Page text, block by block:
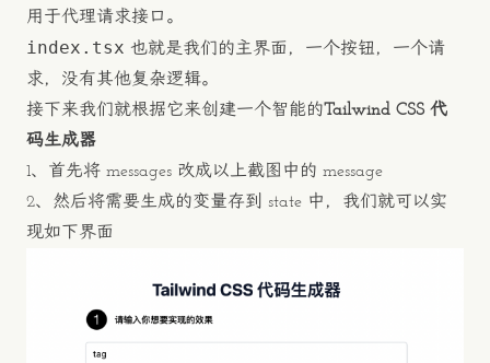
用于代理请求接口。
index.tsx 也就是我们的主界面，一个按钮，一个请
求，没有其他复杂逻辑。
接下来我们就根据它来创建一个智能的Tailwind CSS 代
码生成器
1、首先将 messages 改成以上截图中的 message
2、然后将需要生成的变量存到 state 中，我们就可以实
现如下界面